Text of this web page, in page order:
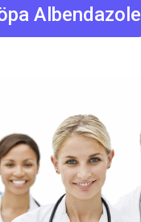
Albendazole